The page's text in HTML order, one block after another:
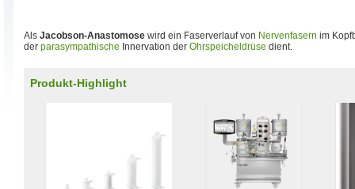
Als Jacobson-Anastomose wird ein Faserverlauf von Nervenfasern im
der parasympathische Innervation der Ohrspeicheldrüse dient.
Produkt-Highlight